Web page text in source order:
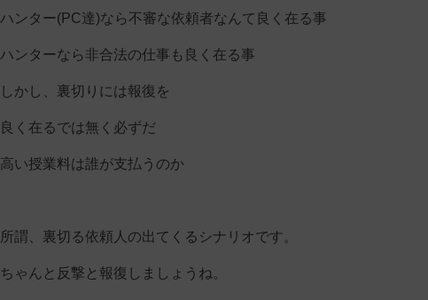
ハンター(PC達)なら不審な依頼者なんて良く在る事
ハンターなら非合法の仕事も良く在る事
しかし、裏切りには報復を
良く在るでは無く必ずだ
高い授業料は誰が支払うのか
所謂、裏切る依頼人の出てくるシナリオです。
ちゃんと反撃と報復しましょうね。